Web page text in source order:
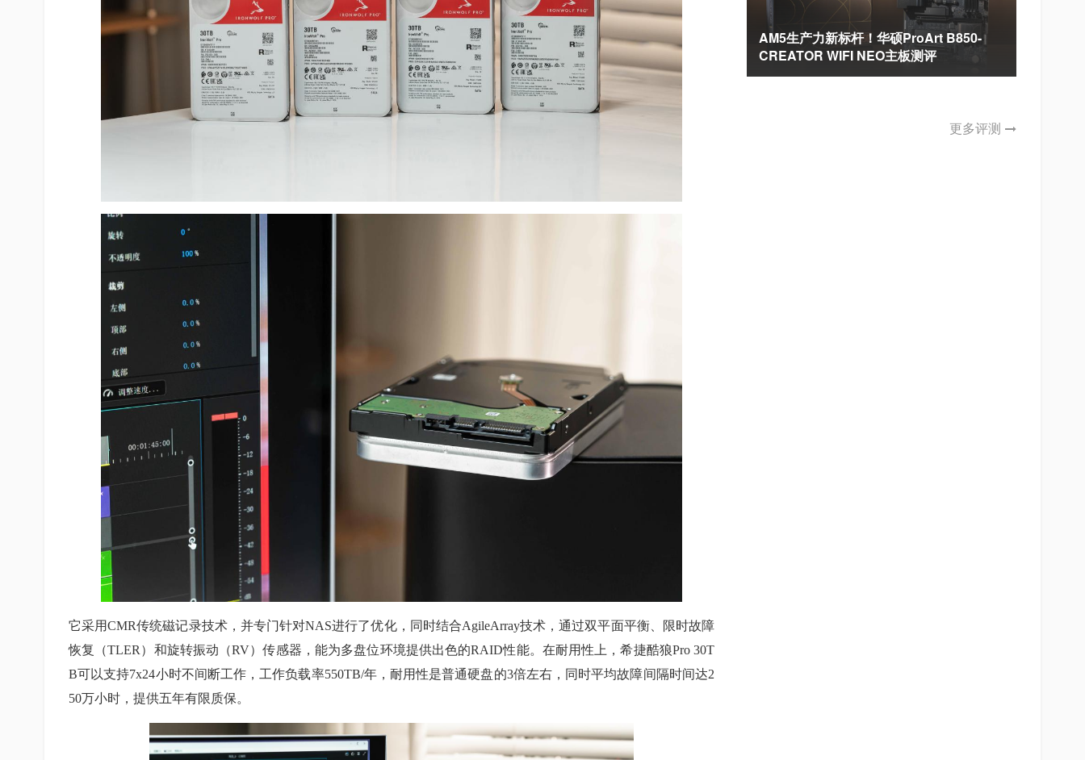
它采用CMR传统磁记录技术，并专门针对NAS进行了优化，同时结合AgileArray技术，通过双平面平衡、限时故障
恢复（TLER）和旋转振动（RV）传感器，能为多盘位环境提供出色的RAID性能。在耐用性上，希捷酷狼Pro 30T
B可以支持7x24小时不间断工作，工作负载率550TB/年，耐用性是普通硬盘的3倍左右，同时平均故障间隔时间达2
50万小时，提供五年有限质保。
AM5生产力新标杆！华硕ProArt B850-
CREATOR WIFI NEO主板测评
更多评测